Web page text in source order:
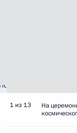
1 из 13
На